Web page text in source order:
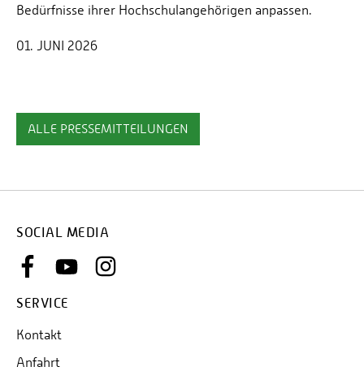
Bedürfnisse ihrer Hochschulangehörigen anpassen.
01. JUNI 2026
ALLE PRESSEMITTEILUNGEN
SOCIAL MEDIA
SERVICE
Kontakt
Anfahrt